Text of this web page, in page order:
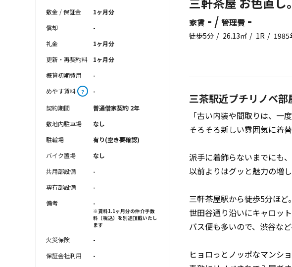
家賃 - / 管理費 -
徒歩5分 26.13㎡ 1R 1985
三茶駅近プチリノベ部
「古い内装や間取りは、一
そろそろ新しい雰囲気に着
派手に着飾らないまでにも、
以前よりはグッと魅力の増
三軒茶屋駅から徒歩5分ほど。
世田谷通り沿いにキャロッ
バス便も多いので、渋谷など
ヒョロっとノッポなマンシ
敷金 / 保証金
1ヶ月分
償却
-
礼金
1ヶ月分
更新・再契約料
1ヶ月分
概算初期費用
-
めやす賃料
？ -
契約期間
普通借家契約 2年
敷地内駐車場
なし
駐輪場
有り(空き要確認)
バイク置場
なし
共用部設備
-
専有部設備
-
備考
-
※賃料1.1ヶ月分の仲介手数
料（税込）を別途頂戴いたし
ます
火災保険
-
保証会社利用
-